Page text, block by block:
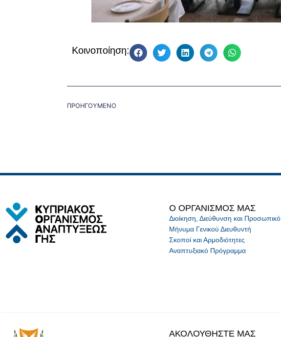
Κοινοποίηση:
ΠΡΟΗΓΟΥΜΕΝΟ
Ο ΟΡΓΑΝΙΣΜΟΣ ΜΑΣ
Διοίκηση, Διεύθυνση και Προσωπικό
Μήνυμα Γενικού Διευθυντή
Σκοποί και Αρμοδιότητες
Αναπτυξιακό Πρόγραμμα
ΑΚΟΛΟΥΘΗΣΤΕ ΜΑΣ